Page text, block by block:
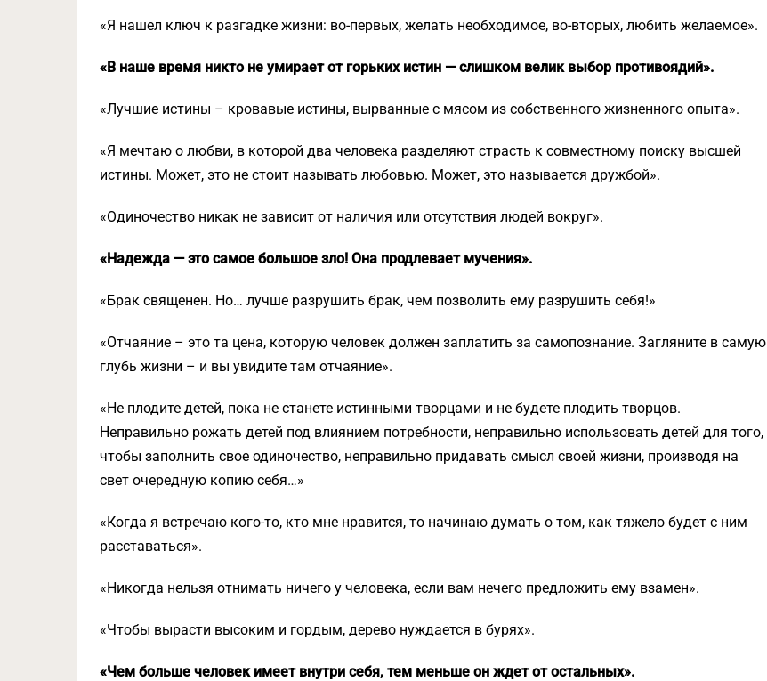
«Я нашел ключ к разгадке жизни: во-первых, желать необходимое, во-вторых, любить желаемое».
«В наше время никто не умирает от горьких истин — слишком велик выбор противоядий».
«Лучшие истины – кровавые истины, вырванные с мясом из собственного жизненного опыта».
«Я мечтаю о любви, в которой два человека разделяют страсть к совместному поиску высшей
истины. Может, это не стоит называть любовью. Может, это называется дружбой».
«Одиночество никак не зависит от наличия или отсутствия людей вокруг».
«Надежда — это самое большое зло! Она продлевает мучения».
«Брак священен. Но… лучше разрушить брак, чем позволить ему разрушить себя!»
«Отчаяние – это та цена, которую человек должен заплатить за самопознание. Загляните в самую
глубь жизни – и вы увидите там отчаяние».
«Не плодите детей, пока не станете истинными творцами и не будете плодить творцов.
Неправильно рожать детей под влиянием потребности, неправильно использовать детей для того,
чтобы заполнить свое одиночество, неправильно придавать смысл своей жизни, производя на
свет очередную копию себя…»
«Когда я встречаю кого-то, кто мне нравится, то начинаю думать о том, как тяжело будет с ним
расставаться».
«Никогда нельзя отнимать ничего у человека, если вам нечего предложить ему взамен».
«Чтобы вырасти высоким и гордым, дерево нуждается в бурях».
«Чем больше человек имеет внутри себя, тем меньше он ждет от остальных».